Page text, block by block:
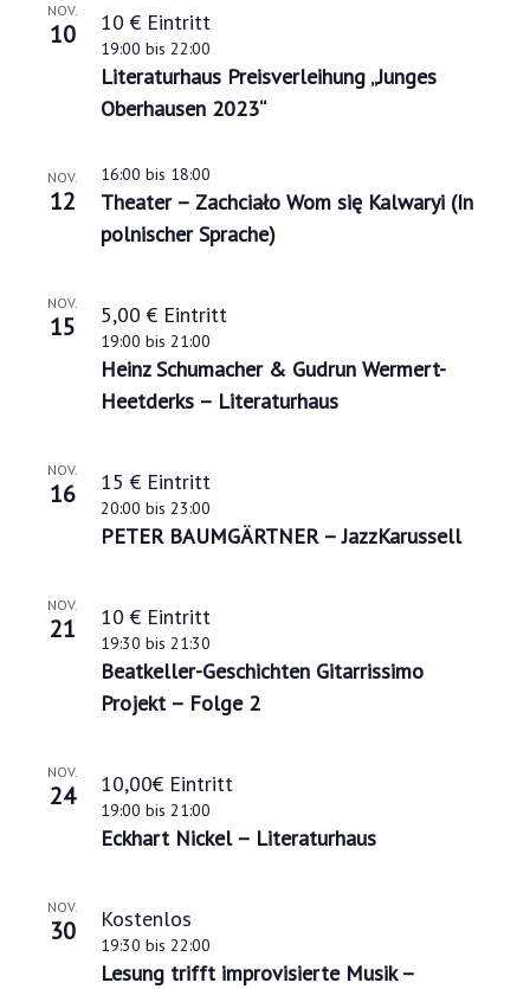
NOV.
10
Literaturhaus Preisverleihung „Junges
Oberhausen 2023“
19:00 bis 22:00
10 € Eintritt
NOV.
12
Theater – Zachciało Wom się Kalwaryi (In
polnischer Sprache)
16:00 bis 18:00
NOV.
15
Heinz Schumacher & Gudrun Wermert-
Heetderks – Literaturhaus
19:00 bis 21:00
5,00 € Eintritt
NOV.
16
PETER BAUMGÄRTNER – JazzKarussell
20:00 bis 23:00
15 € Eintritt
NOV.
21
Beatkeller-Geschichten Gitarrissimo
Projekt – Folge 2
19:30 bis 21:30
10 € Eintritt
NOV.
24
Eckhart Nickel – Literaturhaus
19:00 bis 21:00
10,00€ Eintritt
NOV.
30
Lesung trifft improvisierte Musik –
19:30 bis 22:00
Kostenlos